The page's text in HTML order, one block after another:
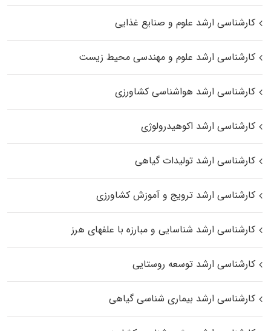
کارشناسی ارشد علوم و صنایع غذایی
کارشناسی ارشد علوم و مهندسی محیط زیست
کارشناسی ارشد هواشناسی کشاورزی
کارشناسی ارشد اکوهیدرولوژی
کارشناسی ارشد تولیدات گیاهی
کارشناسی ارشد ترویج و آموزش کشاورزی
کارشناسی ارشد شناسایی و مبارزه با علفهای هرز
کارشناسی ارشد توسعه روستایی
کارشناسی ارشد بیماری‌ شناسی گیاهی